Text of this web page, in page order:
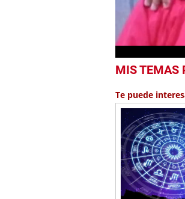
seconds
2
minutes,
56
secondsVolume
0%
MIS TEMAS
Te puede